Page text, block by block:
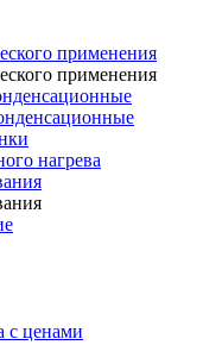
применения
применения
нагрева
с ценами